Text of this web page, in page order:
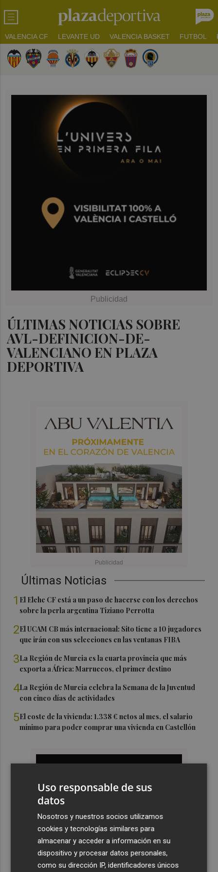
VALENCIA CF LEVANTE UD VALENCIA BASKET FUTBOL
ÚLTIMAS NOTICIAS SOBRE
AVL-DEFINICION-DE-
VALENCIANO EN PLAZA
DEPORTIVA
Últimas Noticias
1 El Elche CF está a un paso de hacerse con los derechos
sobre la perla argentina Tiziano Perrotta
2El UCAM CB más internacional: Sito tiene a 10 jugadores
que irán con sus selecciones en las ventanas FIBA
3La Región de Murcia es la cuarta provincia que más
exporta a África: Marruecos, el primer destino
4La Región de Murcia celebra la Semana de la Juventud
con cinco días de actividades
5El coste de la vivienda: 1.338 € netos al mes, el salario
mínimo para poder comprar una vivienda en Castellón
Uso responsable de sus
datos
Nosotros y nuestros socios utilizamos
cookies y tecnologías similares para
almacenar y acceder a información en su
dispositivo y procesar datos personales,
como su dirección IP, identificadores únicos